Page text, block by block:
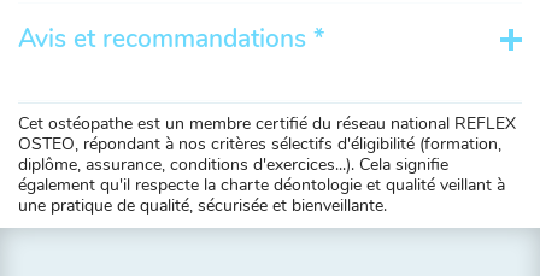
Avis et recommandations *
Cet ostéopathe est un membre certifié du réseau national REFLEX
OSTEO, répondant à nos critères sélectifs d'éligibilité (formation,
diplôme, assurance, conditions d'exercices...). Cela signifie
également qu'il respecte la charte déontologie et qualité veillant à
une pratique de qualité, sécurisée et bienveillante.